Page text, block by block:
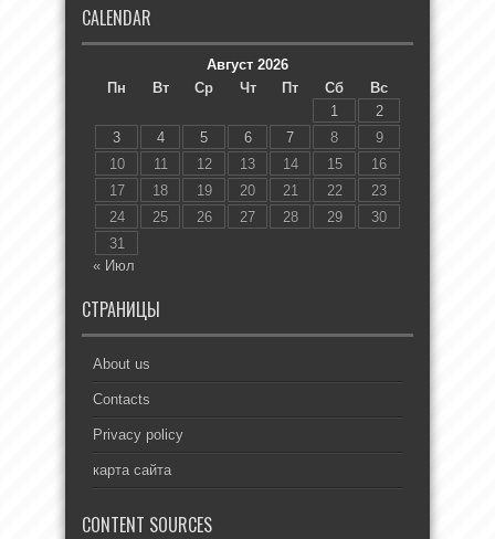
CALENDAR
Август 2026
Пн
Вт Ср Чт Пт Сб
Вс
1
2
3
4 5 6 7 8
9
10
11 12 13 14 15
16
17
18 19 20 21 22
23
24
25 26 27 28 29
30
31
« Июл
СТРАНИЦЫ
About us
Contacts
Privacy policy
карта сайта
CONTENT SOURCES